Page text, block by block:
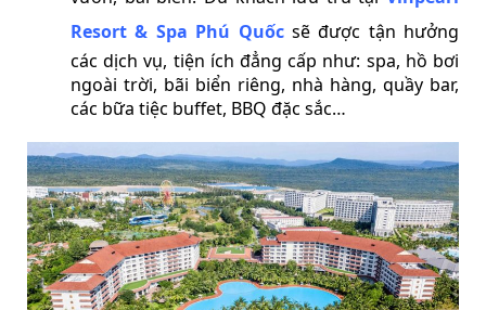
Resort & Spa Phú Quốcsẽ được tận hưởng
các dịch vụ, tiện ích đẳng cấp như: spa, hồ bơi
ngoài trời, bãi biển riêng, nhà hàng, quầy bar,
các bữa tiệc buffet, BBQ đặc sắc…